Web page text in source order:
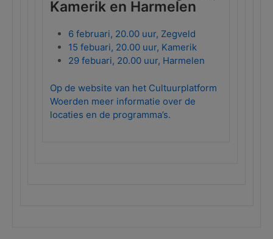
Kamerik en Harmelen
6 februari, 20.00 uur, Zegveld
15 febuari, 20.00 uur, Kamerik
29 febuari, 20.00 uur, Harmelen
Op de website van het Cultuurplatform
Woerden meer informatie over de
locaties en de programma’s.